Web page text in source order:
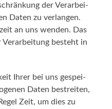
der Ver­ar­bei­
Daten zu ver­lan­gen.
an uns wen­den. Das
Ver­ar­bei­tung besteht in
Ihrer bei uns gespei­
Daten bestrei­ten,
Zeit, um dies zu